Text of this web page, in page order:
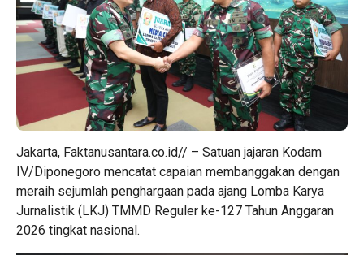
Jakarta, Faktanusantara.co.id// – Satuan jajaran Kodam
IV/Diponegoro mencatat capaian membanggakan dengan
meraih sejumlah penghargaan pada ajang Lomba Karya
Jurnalistik (LKJ) TMMD Reguler ke-127 Tahun Anggaran
2026 tingkat nasional.